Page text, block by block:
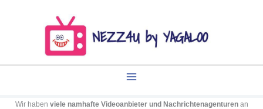
Wir haben viele namhafte Videoanbieter und Nachrichtenagenturenan